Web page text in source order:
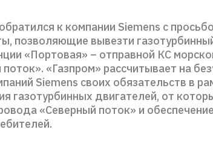
к компании Siemens c
позволяющие вывезти
«Портовая» – отправной КС
«Газпром» рассчитывает на
Siemens своих обязательств в
газотурбинных двигателей, от
«Северный поток» и